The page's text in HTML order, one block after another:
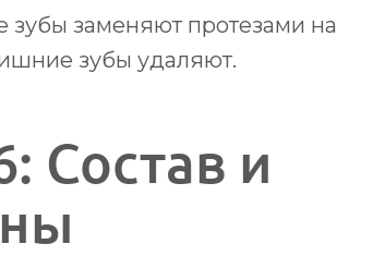
зубы заменяют протезами на
зубы удаляют.
Состав и